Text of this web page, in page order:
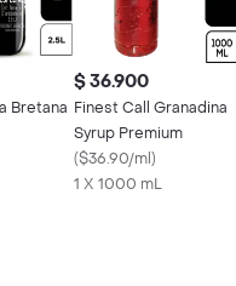
Bretana
$ 36.900
Finest Call Granadina
Syrup Premium
($36.90/ml)
1 X 1000 mL